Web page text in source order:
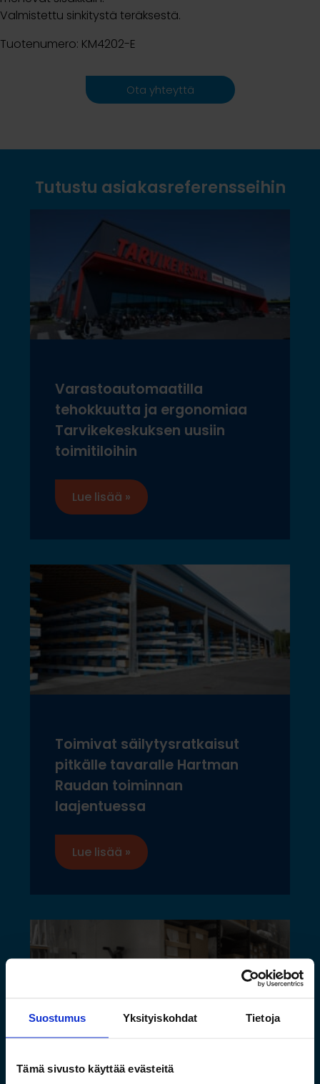
Suostumus Yksityiskohdat Tietoja
Tämä sivusto käyttää evästeitä
Valmistettu sinkitystä teräksestä.
Tuotenumero: KM4202-E
Ota yhteyttä
Tutustu asiakasreferensseihin
Varastoautomaatilla
tehokkuutta ja ergonomiaa
Tarvikekeskuksen uusiin
toimitiloihin
Lue lisää »
Toimivat säilytysratkaisut
pitkälle tavaralle Hartman
Raudan toiminnan
laajentuessa
Lue lisää »